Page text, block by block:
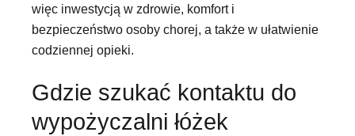
więc inwestycją w zdrowie, komfort i
bezpieczeństwo osoby chorej, a także w ułatwienie
codziennej opieki.
Gdzie szukać kontaktu do
wypożyczalni łóżek